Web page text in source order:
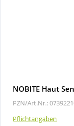
NOBITE Haut
PZN/Art.Nr.:
Pflichtangaben